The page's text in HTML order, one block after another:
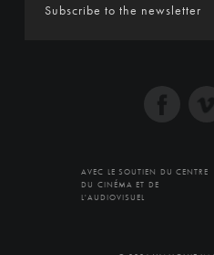
AVEC LE SOUTIEN DU CENTRE
DU CINÉMA ET DE
L'AUDIOVISUEL